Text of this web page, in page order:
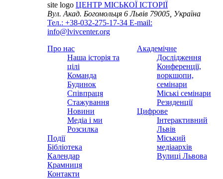
site logo ЦЕНТР МІСЬКОЇ ІСТОРІЇ
Вул. Акад. Богомольця 6Львів 79005, Україна
Тел.: +38-032-275-17-34 E-mail:
info@lvivcenter.org
Про нас
Наша історія та
цілі
Команда
Будинок
Співпраця
Стажування
Новини
Медіа і ми
Розсилка
Події
Бібліотека
Календар
Крамниця
Контакти
Академічне
Дослідження
Конференції,
воркшопи,
семінари
Міські семінари
Резиденції
Цифрове
Інтерактивний
Львів
Міський
медіаархів
Вулиці Львова